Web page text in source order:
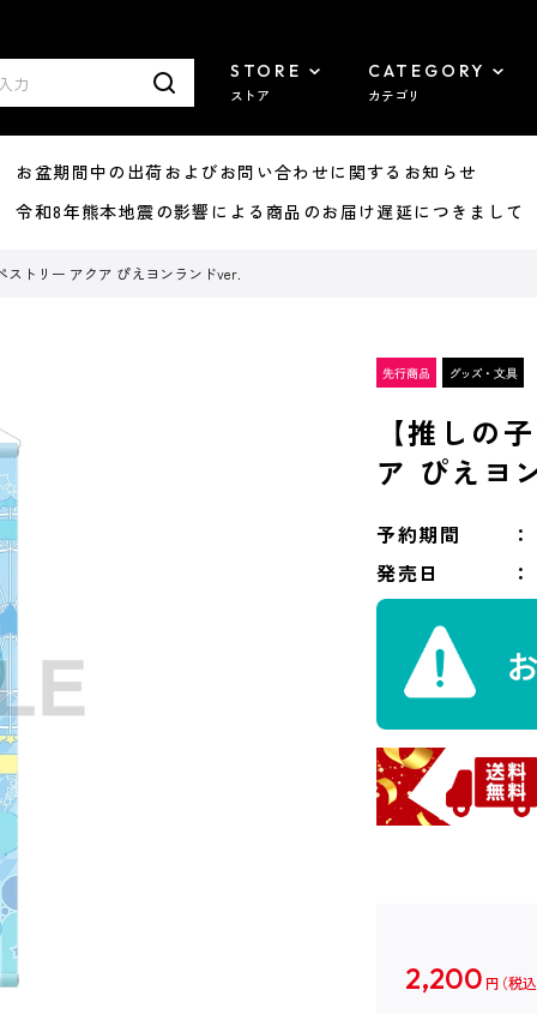
STORE
ストア
CATEGORY
カテゴリ
盆期間中の出荷およびお問い合わせに関するお知らせ
和8年熊本地震の影響による商品のお届け遅延につきまして
ストリー アクア ぴえヨンランドver.
【推しの
ア ぴえヨ
予約期間
発売日
2,200 円